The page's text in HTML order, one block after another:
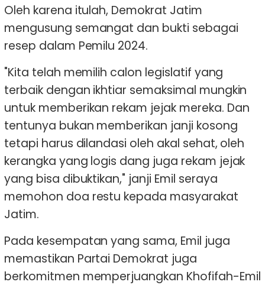
Oleh karena itulah, Demokrat Jatim
mengusung semangat dan bukti sebagai
resep dalam Pemilu 2024.
"Kita telah memilih calon legislatif yang
terbaik dengan ikhtiar semaksimal mungkin
untuk memberikan rekam jejak mereka. Dan
tentunya bukan memberikan janji kosong
tetapi harus dilandasi oleh akal sehat, oleh
kerangka yang logis dang juga rekam jejak
yang bisa dibuktikan," janji Emil seraya
memohon doa restu kepada masyarakat
Jatim.
Pada kesempatan yang sama, Emil juga
memastikan Partai Demokrat juga
berkomitmen memperjuangkan Khofifah-Emil